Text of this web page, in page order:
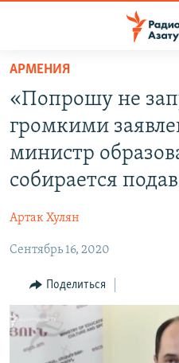
Перейти
основному
содержанию
Перейти
основной
Перейти
НОВОСТИ
ПОЛИТИКА
ОБЩЕСТВО
РЕГИОН
НАГОРНЫЙ КАРАБАХ
КУЛЬТУРА
СПОРТ
АРХИВ
АРМЕНИЯ
«Попрошу не
громкими
министр
собирается
Артак Хулян
Сентябрь 16, 2020
Поделиться